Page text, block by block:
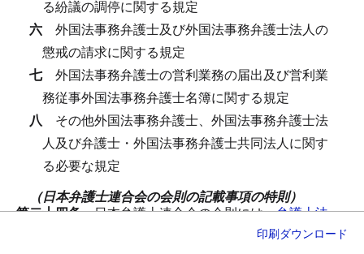
る紛議の調停に関する規定
六 外国法事務弁護士及び外国法事務弁護士法人の
懲戒の請求に関する規定
七 外国法事務弁護士の営利業務の届出及び営利業
務従事外国法事務弁護士名簿に関する規定
八 その他外国法事務弁護士、外国法事務弁護士法
人及び弁護士・外国法事務弁護士共同法人に関す
る必要な規定
（日本弁護士連合会の会則の記載事項の特則）
第二十四条日本弁護士連合会の会則には、弁護士法
に掲げるもののほか、次に掲
印刷ダウンロード